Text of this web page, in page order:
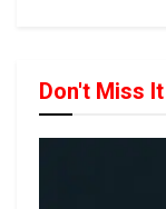
Don't Miss It